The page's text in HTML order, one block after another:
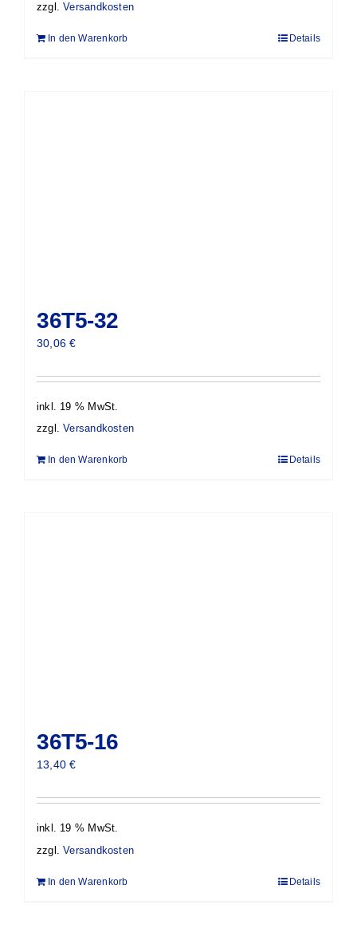
zzgl.Versandkosten
In den Warenkorb Details
36T5-32
30,06€
inkl. 19 % MwSt.
zzgl.Versandkosten
In den Warenkorb Details
36T5-16
13,40€
inkl. 19 % MwSt.
zzgl.Versandkosten
In den Warenkorb Details